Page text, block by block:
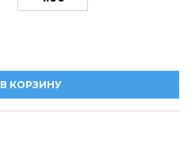
В КОРЗИНУ